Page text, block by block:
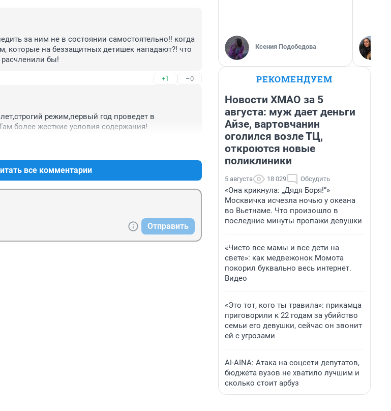
за ним не в состоянии самостоятельно!! когда
которые на беззащитных детишек нападают?! что
расчленили бы!
+1 –0
режим,первый год проведет в
более жесткие условия содержания!
все комментарии
Отправить
Ксения Подобедова
РЕКОМЕНДУЕМ
Новости ХМАО за 5
августа: муж дает деньги
Айзе, вартовчанин
оголился возле ТЦ,
откроются новые
поликлиники
5 августа 18 029 Обсудить
«Она крикнула: „Дядя Боря!“»
Москвичка исчезла ночью у океана
во Вьетнаме. Что произошло в
последние минуты пропажи девушки
«Чисто все мамы и все дети на
свете»: как медвежонок Момота
покорил буквально весь интернет.
Видео
«Это тот, кого ты травила»: прикамца
приговорили к 22 годам за убийство
семьи его девушки, сейчас он звонит
ей с угрозами
AI-AINA: Атака на соцсети депутатов,
бюджета вузов не хватило лучшим и
сколько стоит арбуз